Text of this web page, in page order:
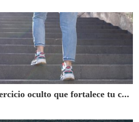
oculto que fortalece tu c...